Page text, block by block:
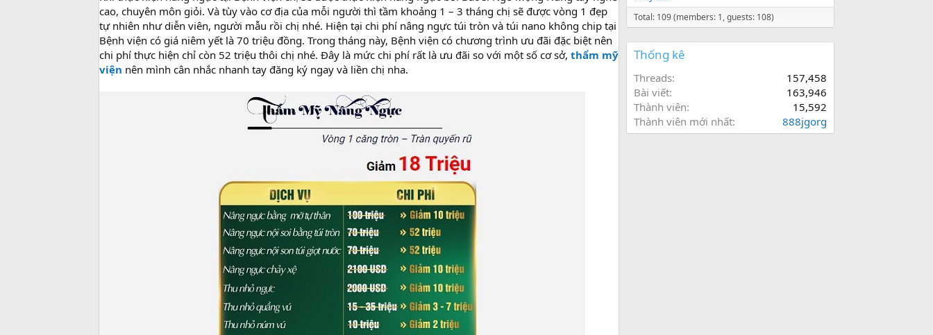
cao, chuyên môn giỏi. Và tùy vào cơ địa của mỗi người thì tầm khoảng 1 – 3 tháng chị sẽ được vòng 1 đẹp
tự nhiên như diễn viên, người mẫu rồi chị nhé. Hiện tại chi phí nâng ngực túi tròn và túi nano không chip tại
Bệnh viện có giá niêm yết là 70 triệu đồng. Trong tháng này, Bệnh viện có chương trình ưu đãi đặc biệt nên
chi phí thực hiện chỉ còn 52 triệu thôi chị nhé. Đây là mức chi phí rất là ưu đãi so với một số cơ sở, thẩm mỹ
viện nên mình cân nhắc nhanh tay đăng ký ngay và liền chị nha.
Total: 109 (members: 1, guests: 108)
Thống kê
Threads
157,458
Bài viết
163,946
Thành viên
15,592
Thành viên mới nhất
888jgorg